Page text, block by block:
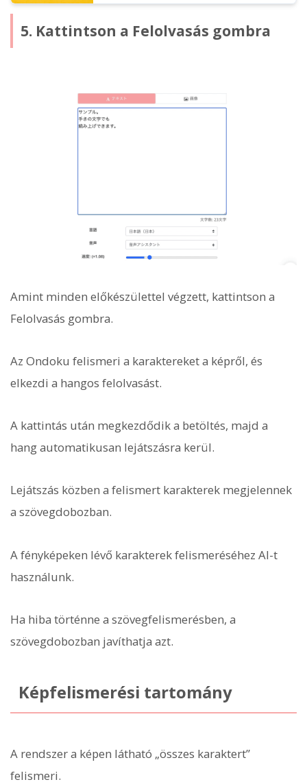
5. Kattintson a Felolvasás gombra
Amint minden előkészülettel végzett, kattintson a
Felolvasás gombra.
Az Ondoku felismeri a karaktereket a képről, és
elkezdi a hangos felolvasást.
A kattintás után megkezdődik a betöltés, majd a
hang automatikusan lejátszásra kerül.
Lejátszás közben a felismert karakterek megjelennek
a szövegdobozban.
A fényképeken lévő karakterek felismeréséhez AI-t
használunk.
Ha hiba történne a szövegfelismerésben, a
szövegdobozban javíthatja azt.
Képfelismerési tartomány
A rendszer a képen látható „összes karaktert”
felismeri.